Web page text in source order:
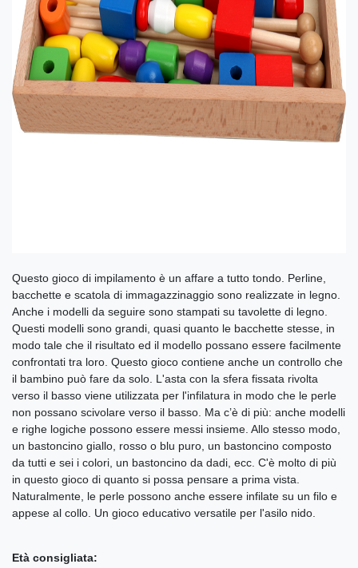
Questo gioco di impilamento è un affare a tutto tondo. Perline,
bacchette e scatola di immagazzinaggio sono realizzate in legno.
Anche i modelli da seguire sono stampati su tavolette di legno.
Questi modelli sono grandi, quasi quanto le bacchette stesse, in
modo tale che il risultato ed il modello possano essere facilmente
confrontati tra loro. Questo gioco contiene anche un controllo che
il bambino può fare da solo. L'asta con la sfera fissata rivolta
verso il basso viene utilizzata per l'infilatura in modo che le perle
non possano scivolare verso il basso. Ma c’è di più: anche modelli
e righe logiche possono essere messi insieme. Allo stesso modo,
un bastoncino giallo, rosso o blu puro, un bastoncino composto
da tutti e sei i colori, un bastoncino da dadi, ecc. C'è molto di più
in questo gioco di quanto si possa pensare a prima vista.
Naturalmente, le perle possono anche essere infilate su un filo e
appese al collo. Un gioco educativo versatile per l'asilo nido.
Età consigliata: